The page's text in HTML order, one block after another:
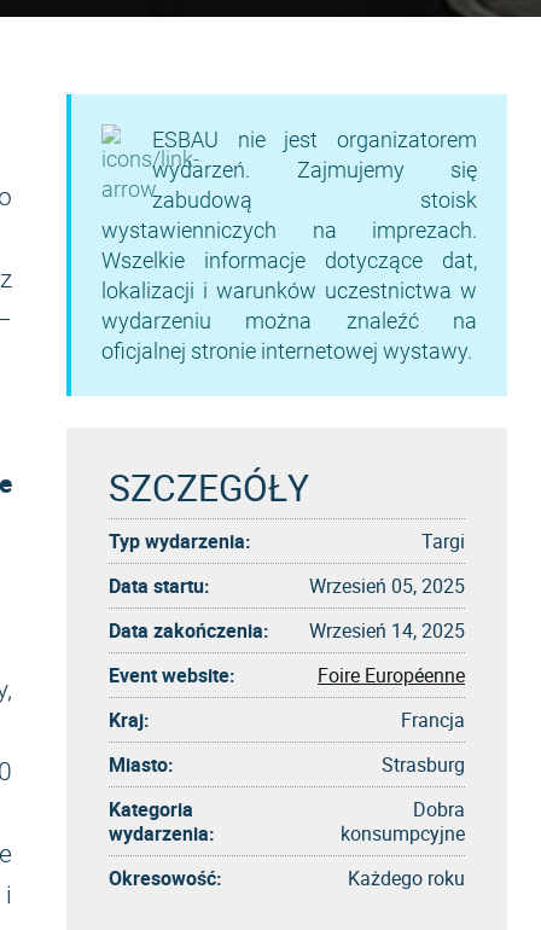
ESBAU nie jest organizatorem
wydarzeń. Zajmujemy się
zabudową stoisk
wystawienniczych na imprezach.
Wszelkie informacje dotyczące dat,
lokalizacji i warunków uczestnictwa w
wydarzeniu można znaleźć na
oficjalnej stronie internetowej wystawy.
SZCZEGÓŁY
Typ wydarzenia:
Targi
Data startu:
Wrzesień 05, 2025
Data zakończenia:
Wrzesień 14, 2025
Event website:
Foire Européenne
Kraj:
Francja
Miasto:
Strasburg
Kategoria
wydarzenia:
Dobra
konsumpcyjne
Okresowość:
Każdego roku